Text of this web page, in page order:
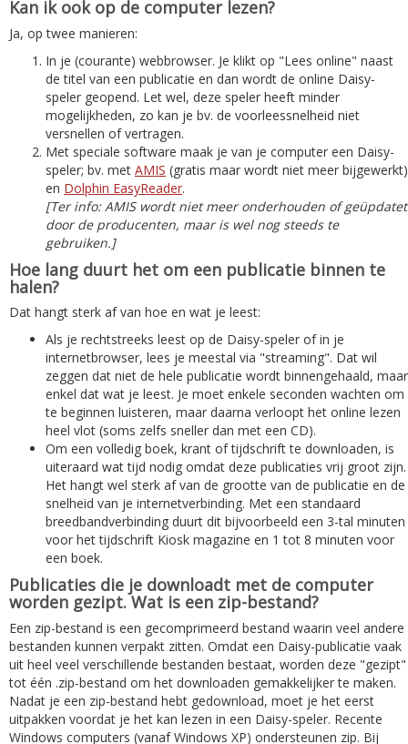
Kan ik ook op de computer lezen?
Ja, op twee manieren:
In je (courante) webbrowser. Je klikt op "Lees online" naast
de titel van een publicatie en dan wordt de online Daisy-
speler geopend. Let wel, deze speler heeft minder
mogelijkheden, zo kan je bv. de voorleessnelheid niet
versnellen of vertragen.
Met speciale software maak je van je computer een Daisy-
speler; bv. met AMIS (gratis maar wordt niet meer bijgewerkt)
en Dolphin EasyReader.
[Ter info: AMIS wordt niet meer onderhouden of geüpdatet
door de producenten, maar is wel nog steeds te
gebruiken.]
Hoe lang duurt het om een publicatie binnen te
halen?
Dat hangt sterk af van hoe en wat je leest:
Als je rechtstreeks leest op de Daisy-speler of in je
internetbrowser, lees je meestal via "streaming". Dat wil
zeggen dat niet de hele publicatie wordt binnengehaald, maar
enkel dat wat je leest. Je moet enkele seconden wachten om
te beginnen luisteren, maar daarna verloopt het online lezen
heel vlot (soms zelfs sneller dan met een CD).
Om een volledig boek, krant of tijdschrift te downloaden, is
uiteraard wat tijd nodig omdat deze publicaties vrij groot zijn.
Het hangt wel sterk af van de grootte van de publicatie en de
snelheid van je internetverbinding. Met een standaard
breedbandverbinding duurt dit bijvoorbeeld een 3-tal minuten
voor het tijdschrift Kiosk magazine en 1 tot 8 minuten voor
een boek.
Publicaties die je downloadt met de computer
worden gezipt. Wat is een zip-bestand?
Een zip-bestand is een gecomprimeerd bestand waarin veel andere
bestanden kunnen verpakt zitten. Omdat een Daisy-publicatie vaak
uit heel veel verschillende bestanden bestaat, worden deze "gezipt"
tot één .zip-bestand om het downloaden gemakkelijker te maken.
Nadat je een zip-bestand hebt gedownload, moet je het eerst
uitpakken voordat je het kan lezen in een Daisy-speler. Recente
Windows computers (vanaf Windows XP) ondersteunen zip. Bij